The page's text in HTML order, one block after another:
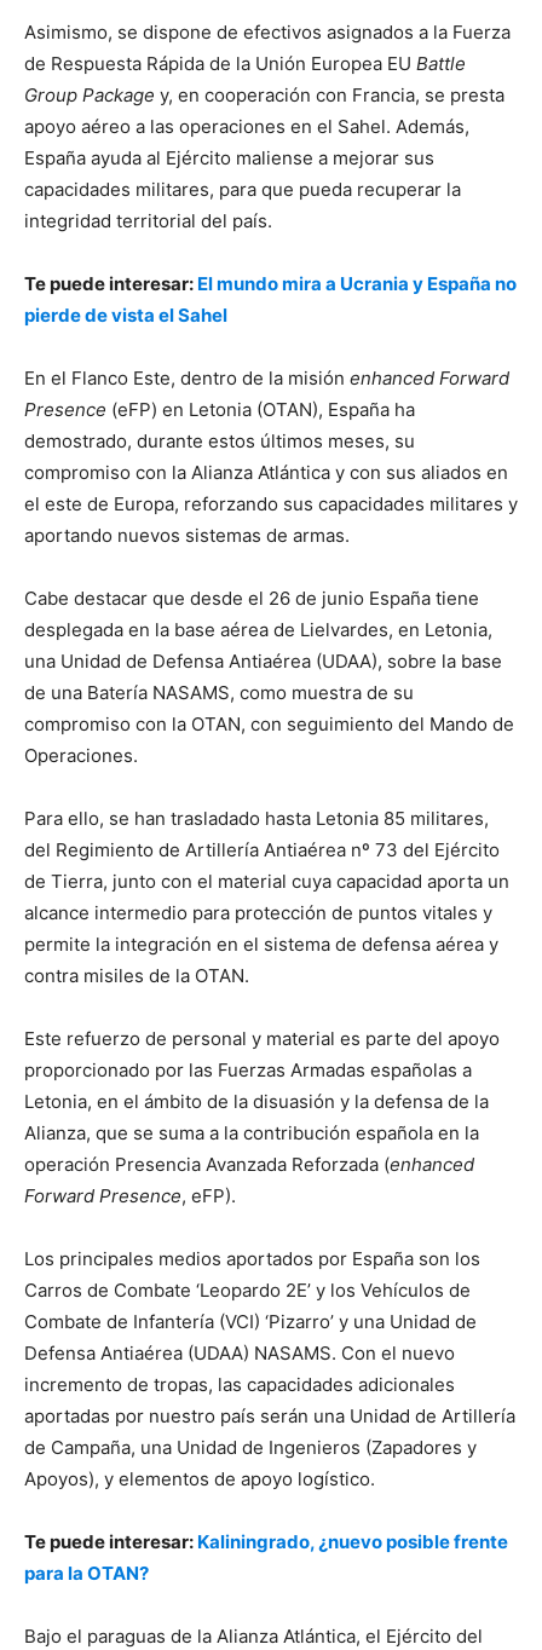
Asimismo, se dispone de efectivos asignados a la Fuerza
de Respuesta Rápida de la Unión Europea EU Battle
Group Package y, en cooperación con Francia, se presta
apoyo aéreo a las operaciones en el Sahel. Además,
España ayuda al Ejército maliense a mejorar sus
capacidades militares, para que pueda recuperar la
integridad territorial del país.
Te puede interesar: El mundo mira a Ucrania y España no
pierde de vista el Sahel
En el Flanco Este, dentro de la misión enhanced Forward
Presence (eFP) en Letonia (OTAN), España ha
demostrado, durante estos últimos meses, su
compromiso con la Alianza Atlántica y con sus aliados en
el este de Europa, reforzando sus capacidades militares y
aportando nuevos sistemas de armas.
Cabe destacar que desde el 26 de junio España tiene
desplegada en la base aérea de Lielvardes, en Letonia,
una Unidad de Defensa Antiaérea (UDAA), sobre la base
de una Batería NASAMS, como muestra de su
compromiso con la OTAN, con seguimiento del Mando de
Operaciones.
Para ello, se han trasladado hasta Letonia 85 militares,
del Regimiento de Artillería Antiaérea nº 73 del Ejército
de Tierra, junto con el material cuya capacidad aporta un
alcance intermedio para protección de puntos vitales y
permite la integración en el sistema de defensa aérea y
contra misiles de la OTAN.
Este refuerzo de personal y material es parte del apoyo
proporcionado por las Fuerzas Armadas españolas a
Letonia, en el ámbito de la disuasión y la defensa de la
Alianza, que se suma a la contribución española en la
operación Presencia Avanzada Reforzada (enhanced
Forward Presence, eFP).
Los principales medios aportados por España son los
Carros de Combate ‘Leopardo 2E’ y los Vehículos de
Combate de Infantería (VCI) ‘Pizarro’ y una Unidad de
Defensa Antiaérea (UDAA) NASAMS. Con el nuevo
incremento de tropas, las capacidades adicionales
aportadas por nuestro país serán una Unidad de Artillería
de Campaña, una Unidad de Ingenieros (Zapadores y
Apoyos), y elementos de apoyo logístico.
Te puede interesar: Kaliningrado, ¿nuevo posible frente
para la OTAN?
Bajo el paraguas de la Alianza Atlántica, el Ejército del